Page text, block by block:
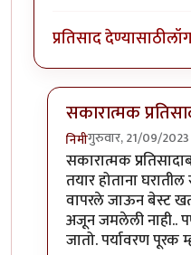
प्रतिसाद देण्यासाठी
सकारात्मक
निमीगुरुवार, 21/09/
In reply to
सकारात्मक
तयार होताना
वापरले जाऊन बेस्ट
अजून जमलेली नाही..
जातो. पर्यावरण